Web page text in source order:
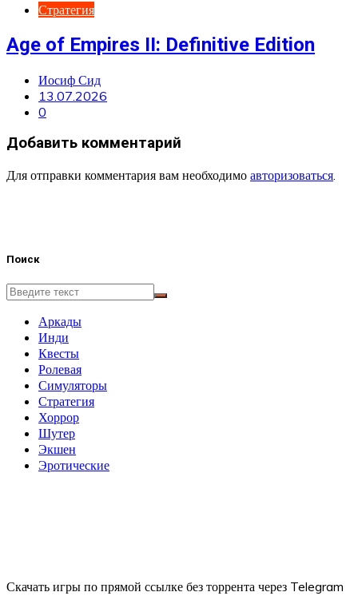
Стратегия
Age of Empires II: Definitive Edition
Иосиф Сид
13.07.2026
0
Добавить комментарий
Для отправки комментария вам необходимо авторизоваться.
Поиск
Аркады
Инди
Квесты
Ролевая
Симуляторы
Стратегия
Хоррор
Шутер
Экшен
Эротические
Скачать игры по прямой ссылке без торрента через Telegram